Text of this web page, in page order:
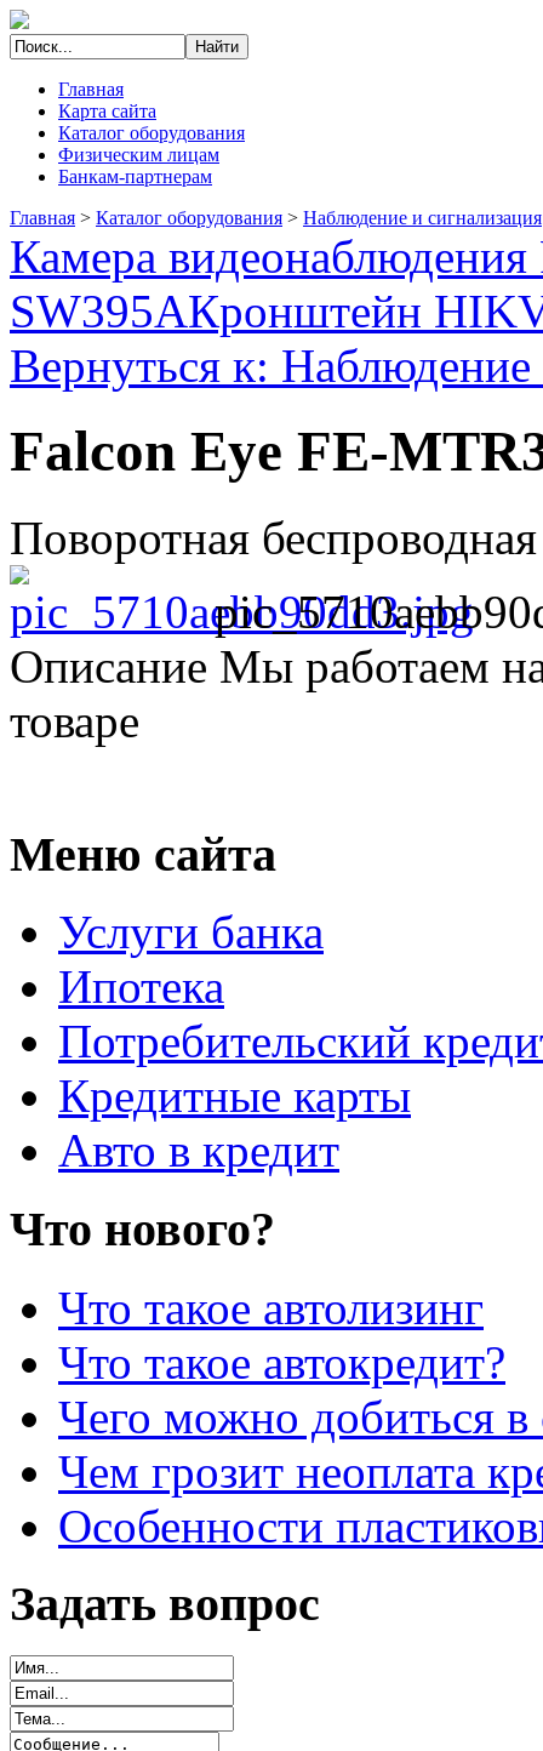
Главная
Карта сайта
Каталог оборудования
Физическим лицам
Банкам-партнерам
Главная > Каталог оборудования > Наблюдение и сигнализация
Камера видеонаблюдения
SW395AКронштейн
Вернуться к: Наблюдение
Falcon Eye FE-
Поворотная
Описание Мы работаем
товаре
Меню сайта
Услуги банка
Ипотека
Потребительский
Кредитные карты
Авто в кредит
Что нового?
Что такое автолизинг
Что такое автокредит?
Чего можно добиться в
Чем грозит неоплата
Особенности
Задать вопрос